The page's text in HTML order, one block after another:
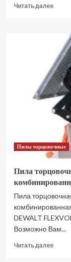
Читать далее
DEKO
255
Laser
083-
1093
Пилы торцовочные
Пила
Пила
DEWALT
Возможно Вам...
Читать далее